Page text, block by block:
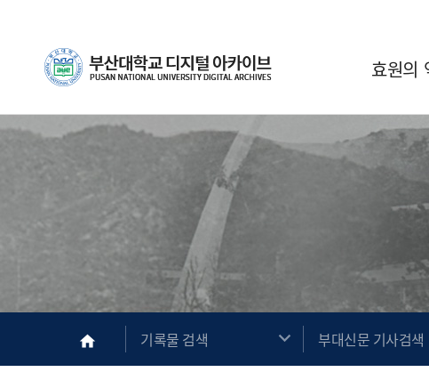
효원의
home 기록물 검색 부대신문 기사검색